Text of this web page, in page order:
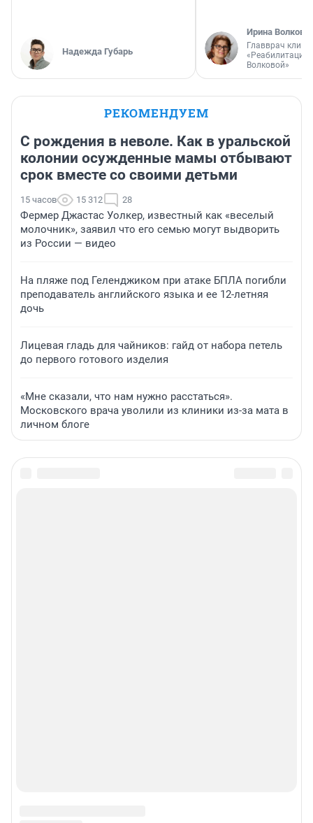
Надежда Губарь
Ирина Волкова
Главврач
«Реабилитация
Волковой»
РЕКОМЕНДУЕМ
С рождения в неволе. Как в уральской
колонии осужденные мамы отбывают
срок вместе со своими детьми
15 часов 15 312 28
Фермер Джастас Уолкер, известный как «веселый
молочник», заявил что его семью могут выдворить
из России — видео
На пляже под Геленджиком при атаке БПЛА погибли
преподаватель английского языка и ее 12-летняя
дочь
Лицевая гладь для чайников: гайд от набора петель
до первого готового изделия
«Мне сказали, что нам нужно расстаться».
Московского врача уволили из клиники из-за мата в
личном блоге